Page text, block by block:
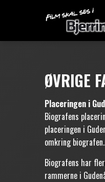
ØVRIGE
Placeringen i
Biografens
placeringen i
omkring biografen.
Biografens har
rammerne i